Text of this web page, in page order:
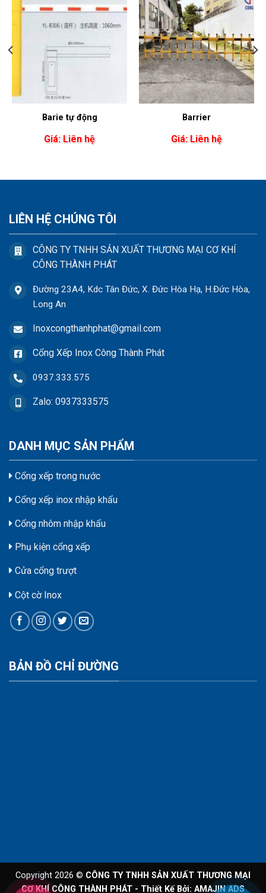
Barie tự động
Giá: Liên hệ
Barrier
Giá: Liên hệ
LIÊN HỆ CHÚNG TÔI
CÔNG TY TNHH SẢN XUẤT THƯƠNG MẠI CƠ KHÍ
CÔNG THÀNH PHÁT
Đường 23A4, Kdc Tân Đức, X. Đức Hòa Hạ, H.Đức Hòa,
Long An
Inoxcongthanhphat@gmail.com
Cổng Xếp Inox Công Thành Phát
0937.333.575
Zalo: 0937333575
DANH MỤC SẢN PHẨM
Cổng xếp trong nước
Cổng xếp inox nhập khẩu
Cổng nhôm nhập khẩu
Phụ kiện cổng xếp
Cửa cổng trượt
Cột cờ Inox
BẢN ĐỒ CHỈ ĐƯỜNG
Copyright 2026 © CÔNG TY TNHH SẢN XUẤT THƯƠNG MẠI
CƠ KHÍ CÔNG THÀNH PHÁT - Thiết Kế Bởi: AMAJIN ADS